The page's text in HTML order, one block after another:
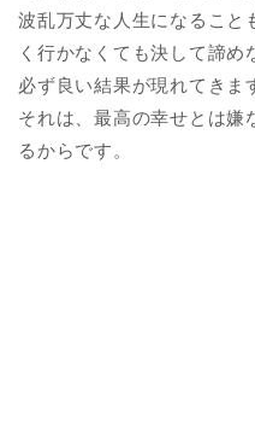
波乱万丈な人生になること
く行かなくても決して諦め
必ず良い結果が現れてきま
それは、最高の幸せとは嫌
るからです。